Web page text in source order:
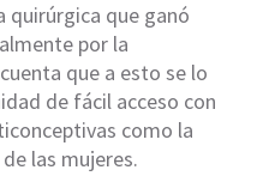
quirúrgica que ganó
por la
que a esto se lo
de fácil acceso con
como la
las mujeres.